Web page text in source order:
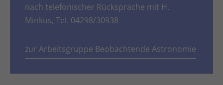
nach telefonischer Rücksprache mit H.
Minkus, Tel. 04298/30938
zur Arbeitsgruppe Beobachtende Astronomie